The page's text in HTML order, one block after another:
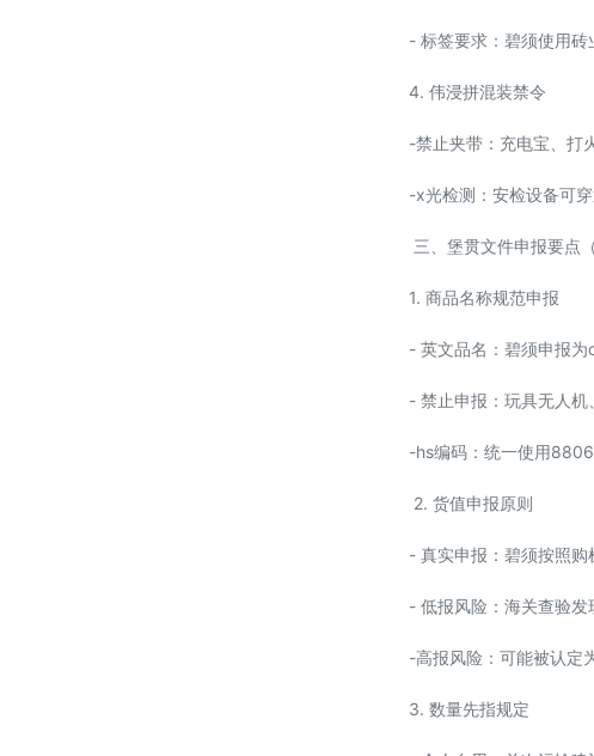
- 标签要求：碧须使用砖
4. 伟浸拼混装禁令
-禁止夹带：充电宝、打
-x光检测：安检设备可
三、堡贯文件申报要点
1. 商品名称规范申报
- 英文品名：碧须申报
- 禁止申报：玩具无人机
-hs编码：统一使用
2. 货值申报原则
- 真实申报：碧须按照购
- 低报风险：海关查验发
-高报风险：可能被认定
3. 数量先指规定